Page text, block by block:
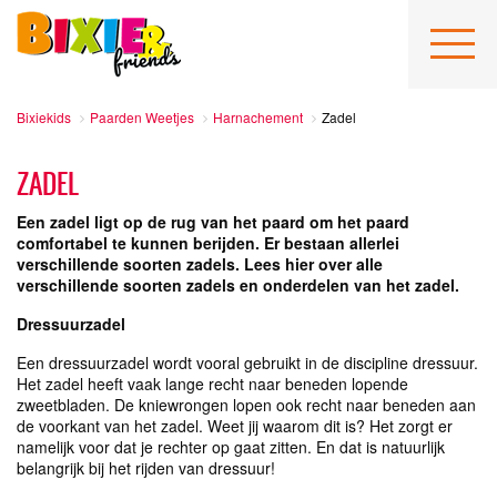
Bixiekids Paarden Weetjes Harnachement Zadel
ZADEL
Een zadel ligt op de rug van het paard om het paard
comfortabel te kunnen berijden. Er bestaan allerlei
verschillende soorten zadels. Lees hier over alle
verschillende soorten zadels en onderdelen van het zadel.
Dressuurzadel
Een dressuurzadel wordt vooral gebruikt in de discipline dressuur.
Het zadel heeft vaak lange recht naar beneden lopende
zweetbladen. De kniewrongen lopen ook recht naar beneden aan
de voorkant van het zadel. Weet jij waarom dit is? Het zorgt er
namelijk voor dat je rechter op gaat zitten. En dat is natuurlijk
belangrijk bij het rijden van dressuur!